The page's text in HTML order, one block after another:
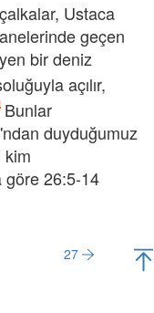
Ustaca
geçen
bir deniz
açılır,
Bunlar
duyduğumuz
kim
göre 26:5-14
27